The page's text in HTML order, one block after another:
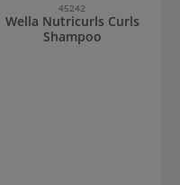
45242
Wella Nutricurls Curls
Shampoo